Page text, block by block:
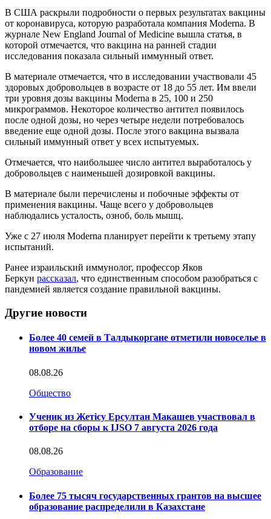
В США раскрыли подробности о первых результатах вакцины
от коронавируса, которую разработала компания Moderna. В
журнале New England Journal of Medicine вышла статья, в
которой отмечается, что вакцина на ранней стадии
исследования показала сильный иммунный ответ.
В материале отмечается, что в исследовании участвовали 45
здоровых добровольцев в возрасте от 18 до 55 лет. Им ввели
три уровня дозы вакцины Moderna в 25, 100 и 250
микрограммов. Некоторое количество антител появилось
после одной дозы, но через четыре недели потребовалось
введение еще одной дозы. После этого вакцина вызвала
сильный иммунный ответ у всех испытуемых.
Отмечается, что наибольшее число антител выработалось у
добровольцев с наименьшей дозировкой вакцины.
В материале были перечислены и побочные эффекты от
применения вакцины. Чаще всего у добровольцев
наблюдались усталость, озноб, боль мышц.
Уже с 27 июля Moderna планирует перейти к третьему этапу
испытаний.
Ранее израильский иммунолог, профессор Яков
Беркун рассказал, что единственным способом разобраться с
пандемией является создание правильной вакцины.
Другие новости
Более 40 семей в Талдыкоргане отметили новоселье в
новом жилье
08.08.26
Общество
Ученик из Жетісу Ерсултан Макашев участвовал в
отборе на сборы к IJSO 7 августа 2026 года
08.08.26
Образование
Более 75 тысяч государственных грантов на высшее
образование распределили в Казахстане